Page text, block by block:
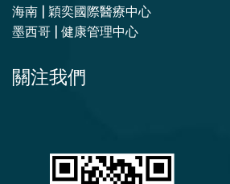
海南 | 穎奕國際醫療中心
墨西哥 | 健康管理中心
關注我們